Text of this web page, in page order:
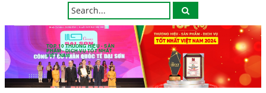
TOP 10 THƯƠNG HIỆU - SẢN
PHẨM - DỊCH VỤ TỐT NHẤT
VIỆT NAM